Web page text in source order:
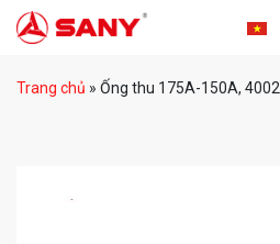
Trang chủ » Ống thu 175A-150A, 4002